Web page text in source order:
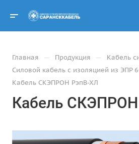
Главная — Продукция — Кабель
Силовой кабель с изоляцией из ЭПР
Кабель СКЭПРОН РэпВ-ХЛ
Кабель